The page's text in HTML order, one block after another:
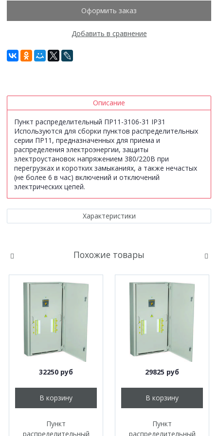
Оформить заказ
Добавить в сравнение
Описание
Пункт распределительный ПР11-3106-31 IP31
Используются для сборки пунктов распределительных
серии ПР11, предназначенных для приема и
распределения электроэнергии, защиты
электроустановок напряжением 380/220В при
перегрузках и коротких замыканиях, а также нечастых
(не более 6 в час) включений и отключений
электрических цепей.
Характеристики
Похожие товары
32250 руб
В корзину
Пункт
распределительный
29825 руб
В корзину
Пункт
распределительный